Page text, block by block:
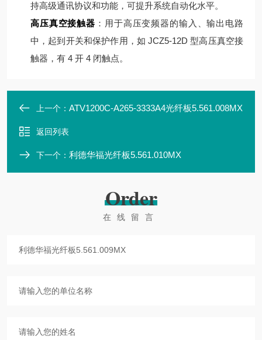
持高级通讯协议和功能，可提升系统自动化水平。
高压真空接触器 ：用于高压变频器的输入、输出电路
中，起到开关和保护作用，如 JCZ5-12D 型高压真空接
触器，有 4 开 4 闭触点。
上一个： ATV1200C-A265-3333A4光纤板5.561.008MX
返回列表
下一个： 利德华福光纤板5.561.010MX
Order
在线留言